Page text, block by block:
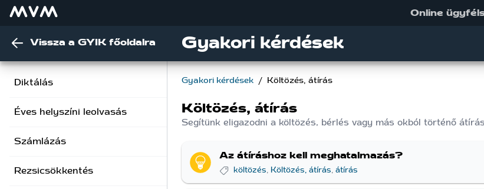
Online
Vissza a GYIK főoldalra Gyakori kérdések
Diktálás
Éves helyszíni leolvasás
Számlázás
Rezsicsökkentés
Gyakori kérdések / Költözés, átírás
Költözés, átírás
Segítünk eligazodni a költözés, bérlés vagy más okból történő
Az átíráshoz kell meghatalmazás?
költözés, Költözés, átírás, átírás